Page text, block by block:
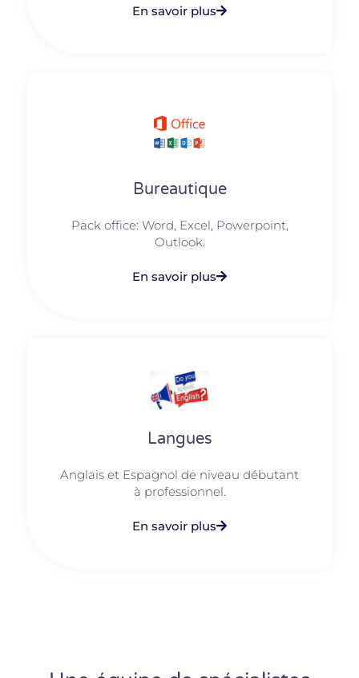
En savoir plus
Bureautique
Pack office: Word, Excel, Powerpoint,
Outlook.​
En savoir plus
Langues
Anglais et Espagnol de niveau débutant
à professionnel.
En savoir plus